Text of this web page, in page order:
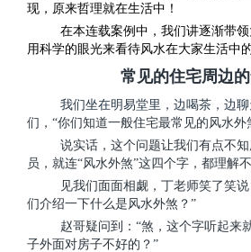
现，原来哲理就在生活中！
在本连载案例中，我们讲逐渐带领
用科学的眼光来看待风水在大家生活中的
常见的住宅周边
我们坐在明易堂里，边喝茶，边聊
们，“你们知道一般住宅最常见的风水外
说实话，这个问题让我们有点不
员，就连“风水外煞”这四个字，都理解
见我们面面相觑，丁老师笑了笑
们介绍一下什么是风水外煞？”
赵哥疑问到：“煞，这个字听起来
子外面对房子不好的？”